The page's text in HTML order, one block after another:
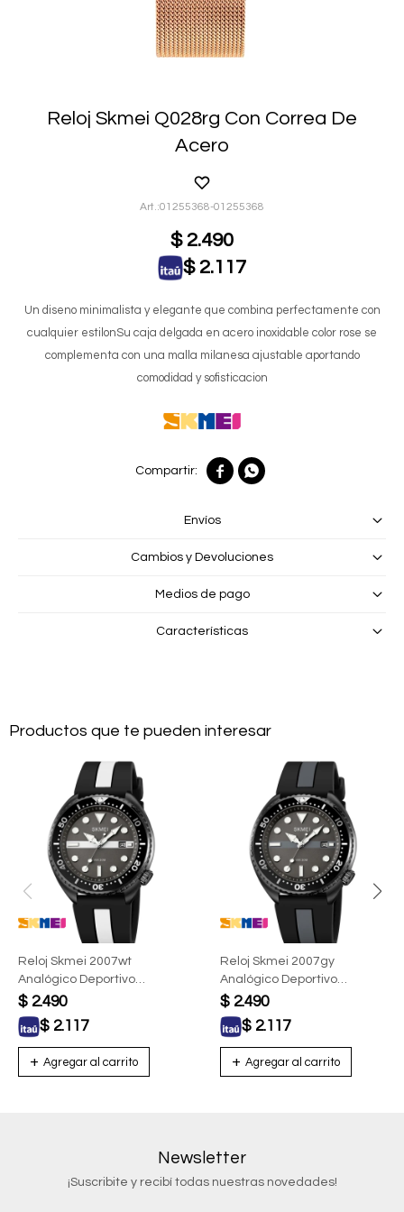
Reloj Skmei Q028rg Con Correa De
Acero
01255368-01255368
$ 2.490
$ 2.117
Un diseno minimalista y elegante que combina perfectamente con
cualquier estilonSu caja delgada en acero inoxidable color rose se
complementa con una malla milanesa ajustable aportando
comodidad y sofisticacion
 
Envíos
Cambios y Devoluciones
Medios de pago
Características
Productos que te pueden interesar
Reloj Skmei 2007wt
Analógico Deportivo
Hombre Negro Con Blanco
$ 2.490
$ 2.117
Reloj Skmei 2007gy
Analógico Deportivo
Hombre Gris
$ 2.490
$ 2.117
Newsletter
¡Suscribite y recibí todas nuestras novedades!